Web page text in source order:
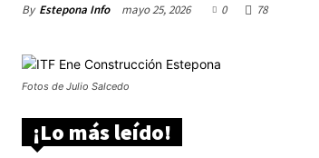
By Estepona Info mayo 25, 2026 0 78
Fotos de Julio Salcedo
¡Lo más leído!